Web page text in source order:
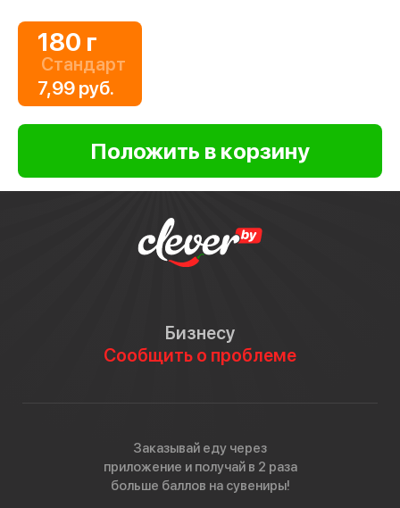
180 г
Стандарт
7,99 руб.
Бизнесу
Сообщить о проблеме
Заказывай еду через
приложение и получай в 2 раза
больше баллов на сувениры!